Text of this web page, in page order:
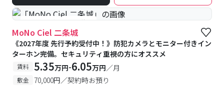
#予約受付中 #空室待ち
MoNo Ciel 二条城
《2027年度 先行予約受付中！》防犯カメラとモニター付きイン
ターホン完備。セキュリティ重視の方にオススメ
賃料 5.35万円-6.05万円／月
敷金 70,000円／契約時お預り